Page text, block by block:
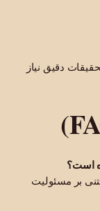
دقیق نیاز
است؟
بر مسئولیت